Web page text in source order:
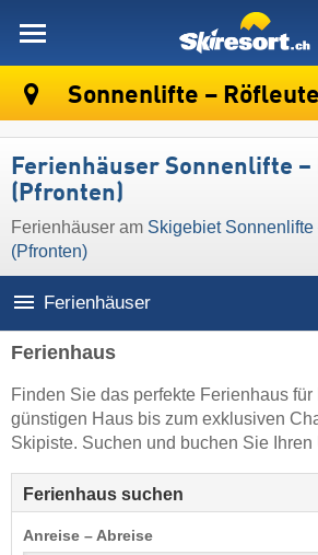
Sonnenlifte – Röfleuten
Ferienhäuser Sonnenlifte
(Pfronten)
Ferienhäuser am Skigebiet Sonnenlifte
(Pfronten)
Ferienhäuser
Ferienhaus
Finden Sie das perfekte Ferienhaus
günstigen Haus bis zum exklusiven
Skipiste. Suchen und buchen Sie Ihren
Ferienhaus suchen
Anreise – Abreise